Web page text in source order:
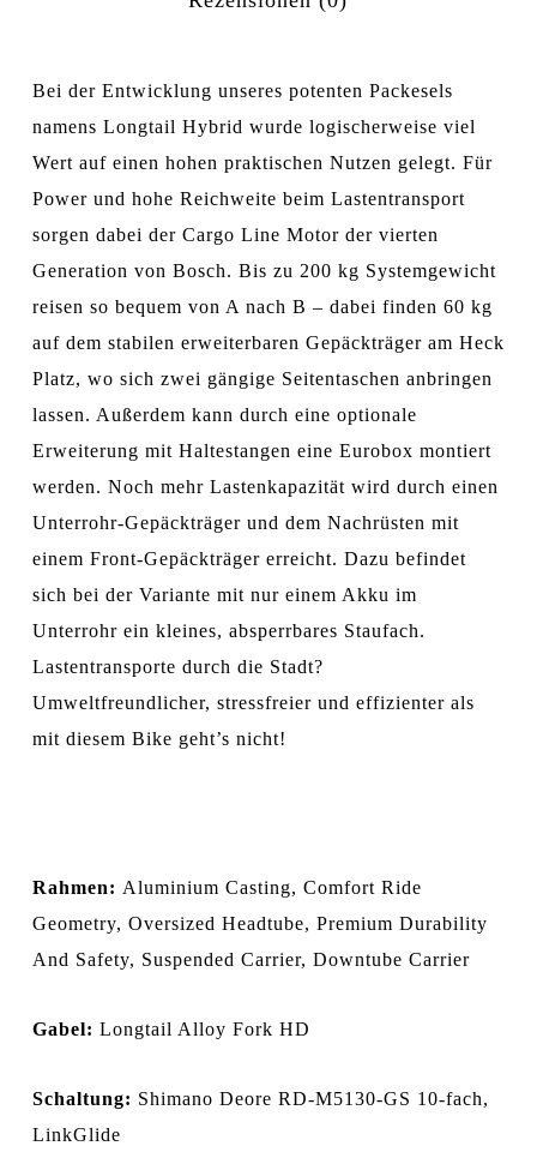
Bei der Entwicklung unseres potenten Packesels
namens Longtail Hybrid wurde logischerweise viel
Wert auf einen hohen praktischen Nutzen gelegt. Für
Power und hohe Reichweite beim Lastentransport
sorgen dabei der Cargo Line Motor der vierten
Generation von Bosch. Bis zu 200 kg Systemgewicht
reisen so bequem von A nach B – dabei finden 60 kg
auf dem stabilen erweiterbaren Gepäckträger am Heck
Platz, wo sich zwei gängige Seitentaschen anbringen
lassen. Außerdem kann durch eine optionale
Erweiterung mit Haltestangen eine Eurobox montiert
werden. Noch mehr Lastenkapazität wird durch einen
Unterrohr-Gepäckträger und dem Nachrüsten mit
einem Front-Gepäckträger erreicht. Dazu befindet
sich bei der Variante mit nur einem Akku im
Unterrohr ein kleines, absperrbares Staufach.
Lastentransporte durch die Stadt?
Umweltfreundlicher, stressfreier und effizienter als
mit diesem Bike geht’s nicht!
Rahmen: Aluminium Casting, Comfort Ride
Geometry, Oversized Headtube, Premium Durability
And Safety, Suspended Carrier, Downtube Carrier
Gabel: Longtail Alloy Fork HD
Schaltung: Shimano Deore RD-M5130-GS 10-fach,
LinkGlide